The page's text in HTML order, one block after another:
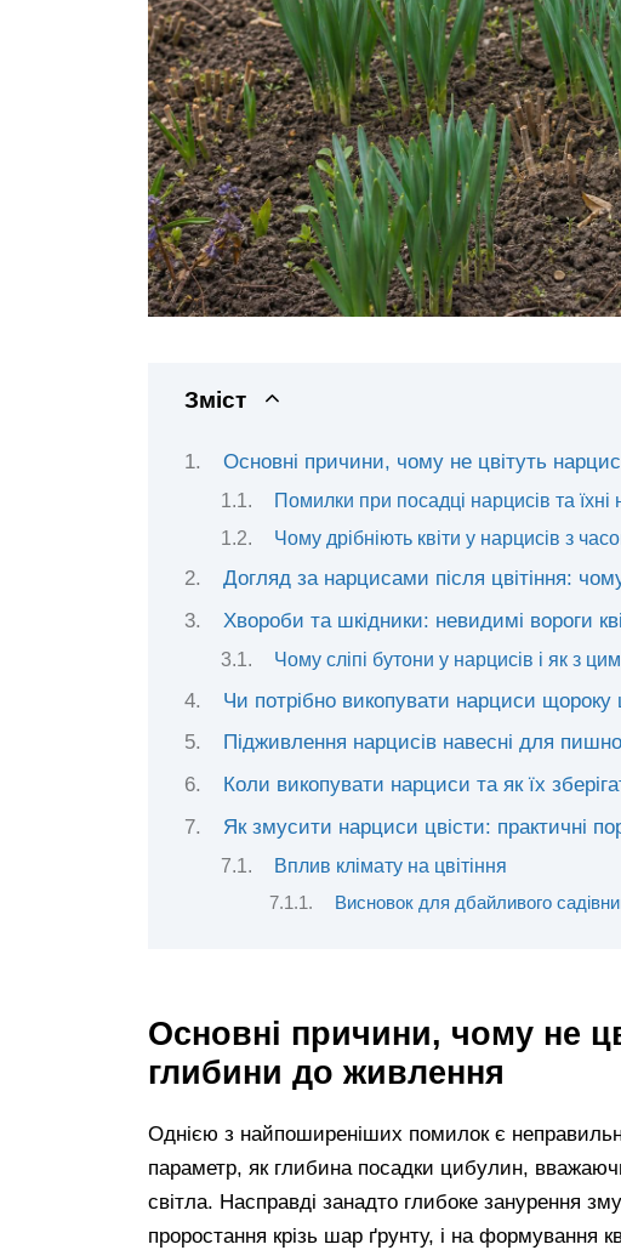
Зміст
Основні причини, чому не цвітуть
Помилки при посадці нарцисів та їхні
Чому дрібніють квіти у нарцисів з
Догляд за нарцисами після цвітіння:
Хвороби та шкідники: невидимі вороги
Чому сліпі бутони у нарцисів і як з
Чи потрібно викопувати нарциси
Підживлення нарцисів навесні для
Коли викопувати нарциси та як їх
Як змусити нарциси цвісти: практичні
Вплив клімату на цвітіння
Висновок для дбайливого
Основні причини, чому не
глибини до живлення
Однією з найпоширеніших помилок є
параметр, як глибина посадки цибулин,
світла. Насправді занадто глибоке занурення
проростання крізь шар ґрунту, і на формування